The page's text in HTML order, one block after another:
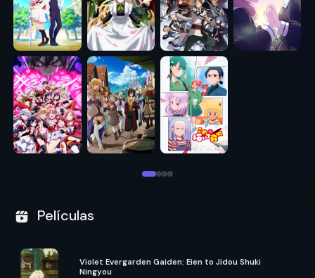
Películas
Violet Evergarden Gaiden: Eien to Jidou Shuki
Ningyou